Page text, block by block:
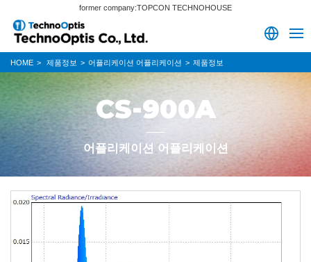
former company:TOPCON TECHNOHOUSE
HOME 제품정보 어플리케이션 어플리케이션 제품정보
CS-900A
어플리케이션 어플리케이션